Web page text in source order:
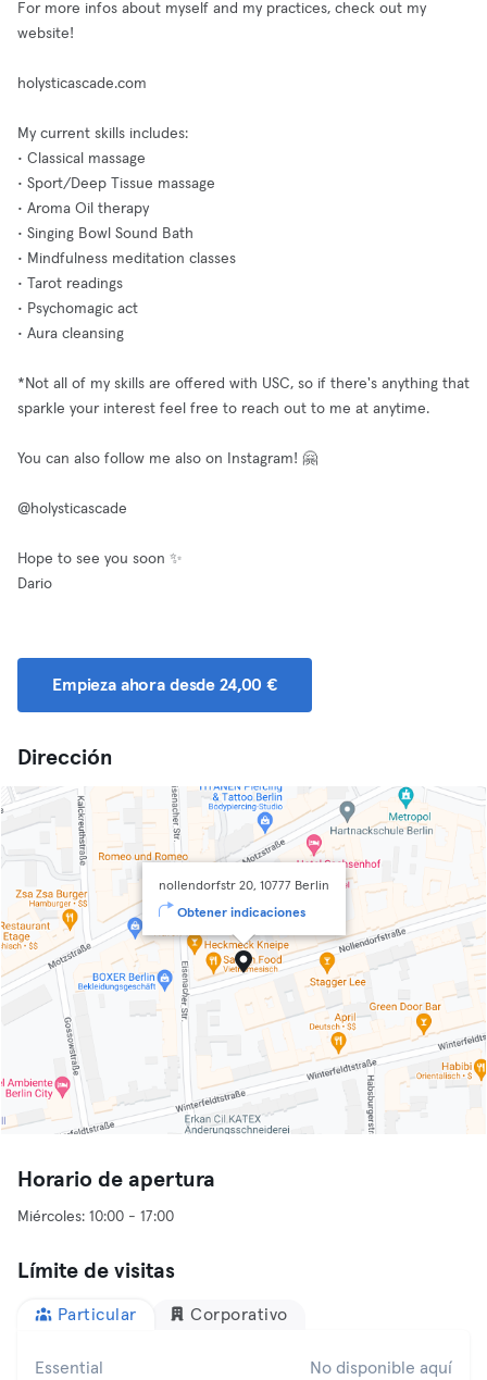
For more infos about myself and my practices, check out my
website!
holysticascade.com
My current skills includes:
• Classical massage
• Sport/Deep Tissue massage
• Aroma Oil therapy
• Singing Bowl Sound Bath
• Mindfulness meditation classes
• Tarot readings
• Psychomagic act
• Aura cleansing
*Not all of my skills are offered with USC, so if there's anything that
sparkle your interest feel free to reach out to me at anytime.
You can also follow me also on Instagram! 🤗
@holysticascade
Hope to see you soon ✨
Dario
Empieza ahora desde 24,00 €
Dirección
nollendorfstr 20, 10777 Berlin
Obtener indicaciones
Horario de apertura
Límite de visitas
Particular Corporativo
Essential No disponible aquí